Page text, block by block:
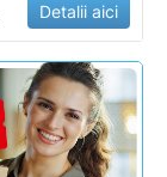
Detalii aici